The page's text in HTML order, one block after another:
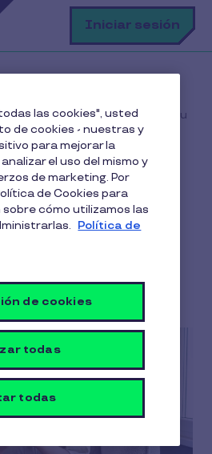
Iniciar sesión
cuidar la salud mental de tu
las que
la salud
18 Junio 2026
las cookies", usted
de cookies - nuestras y
para mejorar la
el uso del mismo y
de marketing. Por
de Cookies para
cómo utilizamos las
Política de
de cookies
todas
todas